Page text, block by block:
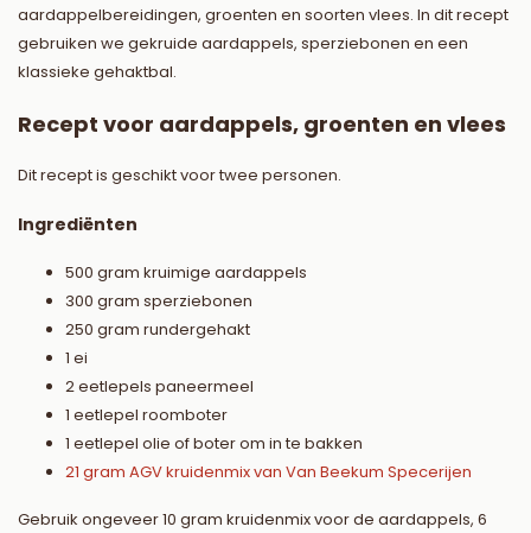
aardappelbereidingen, groenten en soorten vlees. In dit recept
gebruiken we gekruide aardappels, sperziebonen en een
klassieke gehaktbal.
Recept voor aardappels, groenten en vlees
Dit recept is geschikt voor twee personen.
Ingrediënten
500 gram kruimige aardappels
300 gram sperziebonen
250 gram rundergehakt
1 ei
2 eetlepels paneermeel
1 eetlepel roomboter
1 eetlepel olie of boter om in te bakken
21 gram AGV kruidenmix van Van Beekum Specerijen
Gebruik ongeveer 10 gram kruidenmix voor de aardappels, 6